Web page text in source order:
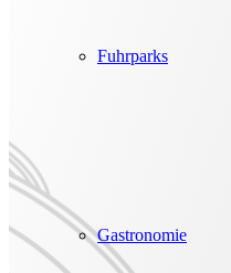
Fuhrparks
Gastronomie